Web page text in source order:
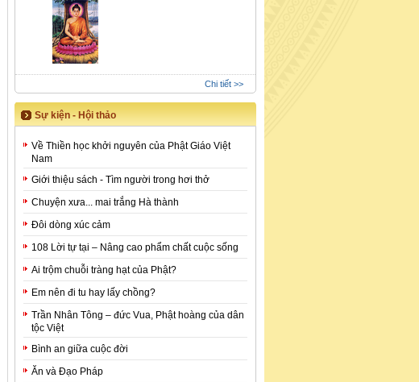
Chi tiết >>
Sự kiện - Hội thảo
Về Thiền học khởi nguyên của Phật Giáo Việt
Nam
Giới thiệu sách - Tìm người trong hơi thở
Chuyện xưa... mai trắng Hà thành
Đôi dòng xúc cảm
108 Lời tự tại – Nâng cao phẩm chất cuộc sống
Ai trộm chuỗi tràng hạt của Phật?
Em nên đi tu hay lấy chồng?
Trần Nhân Tông – đức Vua, Phật hoàng của dân
tộc Việt
Bình an giữa cuộc đời
Ăn và Đạo Pháp